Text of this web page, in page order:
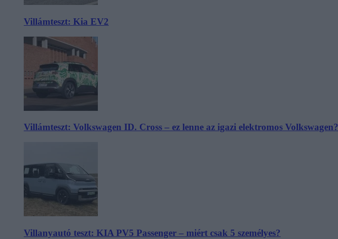
Villámteszt: Kia EV2
Villámteszt: Volkswagen ID. Cross – ez lenne az igazi elektromos Volkswagen?
Villanyautó teszt: KIA PV5 Passenger – miért csak 5 személyes?